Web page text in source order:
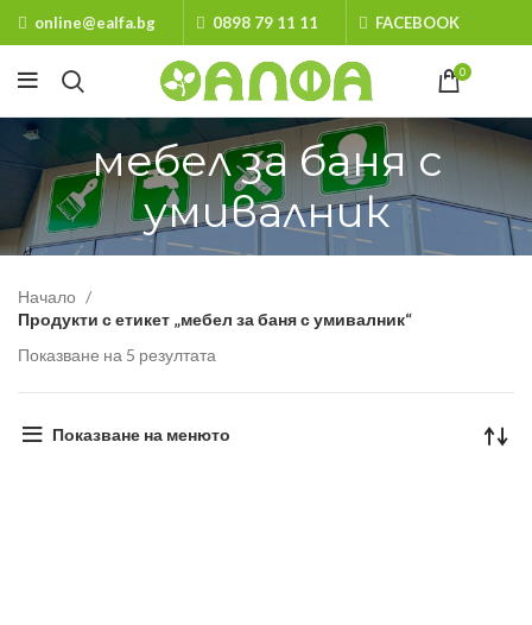
online@ealfa.bg 0898 79 11 11 FACEBOOK
0
мебел за баня с
умивалник
Начало
Продукти с етикет „мебел за баня с умивалник“
Показване на 5 резултата
Показване на менюто